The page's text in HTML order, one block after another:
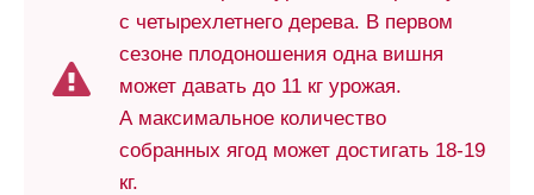
с четырехлетнего дерева. В первом
сезоне плодоношения одна вишня
может давать до 11 кг урожая.
А максимальное количество
собранных ягод может достигать 18-19
кг.